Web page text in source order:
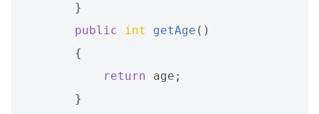
}
public
int getAge ()
{
return
age ;
}